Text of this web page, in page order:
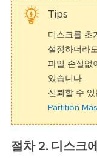
Tips
디스크를 초
설정하더라
파일 손실없
있습니다 .
신뢰할 수
Partition
절차 2. 디스크